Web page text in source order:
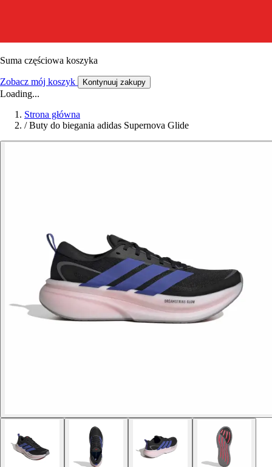
Suma częściowa koszyka
Zobacz mój koszyk Kontynuuj zakupy
Loading...
Strona główna
/ Buty do biegania adidas Supernova Glide